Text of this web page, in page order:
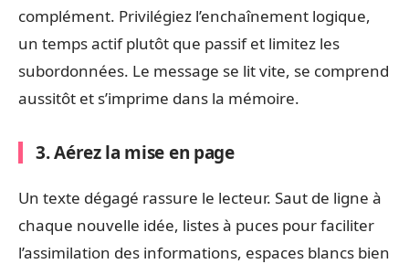
complément. Privilégiez l’enchaînement logique,
un temps actif plutôt que passif et limitez les
subordonnées. Le message se lit vite, se comprend
aussitôt et s’imprime dans la mémoire.
3. Aérez la mise en page
Un texte dégagé rassure le lecteur. Saut de ligne à
chaque nouvelle idée, listes à puces pour faciliter
l’assimilation des informations, espaces blancs bien